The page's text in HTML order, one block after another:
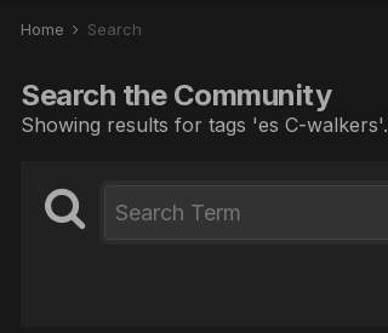
Home Search
Search the Community
Showing results for tags 'es C-walkers'.